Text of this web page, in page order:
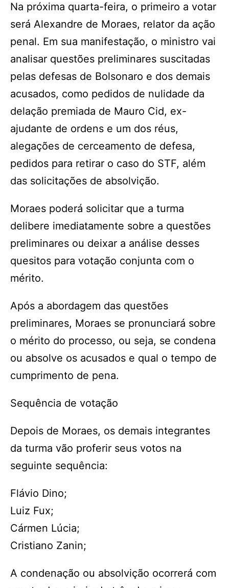
Na próxima quarta-feira, o primeiro a votar
será Alexandre de Moraes, relator da ação
penal. Em sua manifestação, o ministro vai
analisar questões preliminares suscitadas
pelas defesas de Bolsonaro e dos demais
acusados, como pedidos de nulidade da
delação premiada de Mauro Cid, ex-
ajudante de ordens e um dos réus,
alegações de cerceamento de defesa,
pedidos para retirar o caso do STF, além
das solicitações de absolvição.
Moraes poderá solicitar que a turma
delibere imediatamente sobre a questões
preliminares ou deixar a análise desses
quesitos para votação conjunta com o
mérito.
Após a abordagem das questões
preliminares, Moraes se pronunciará sobre
o mérito do processo, ou seja, se condena
ou absolve os acusados e qual o tempo de
cumprimento de pena.
Sequência de votação
Depois de Moraes, os demais integrantes
da turma vão proferir seus votos na
seguinte sequência:
Flávio Dino;
Luiz Fux;
Cármen Lúcia;
Cristiano Zanin;
A condenação ou absolvição ocorrerá com